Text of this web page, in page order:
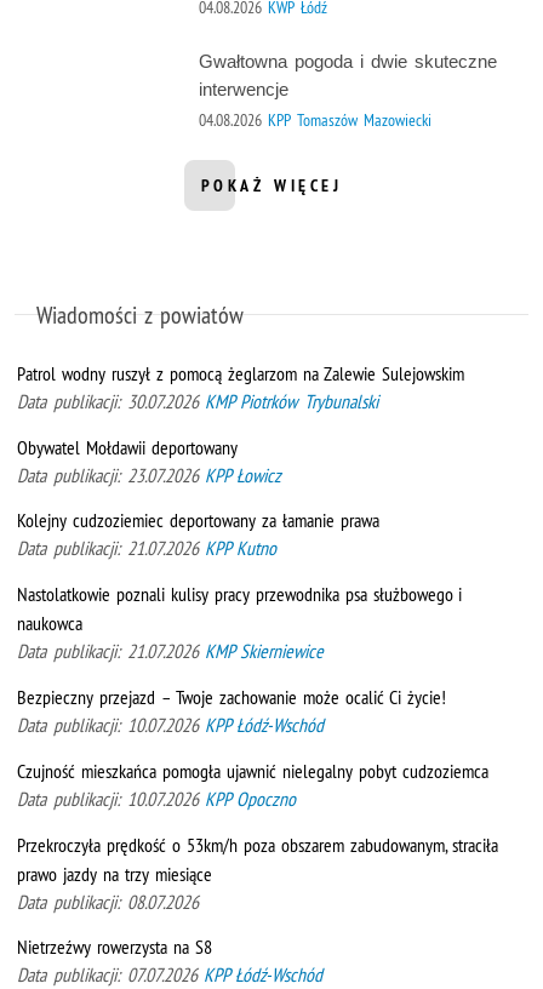
04.08.2026 KWP Łódź
Gwałtowna pogoda i dwie skuteczne
interwencje
04.08.2026 KPP Tomaszów Mazowiecki
POKAŻ WIĘCEJ
INFORMACJI Z DZIAŁU
Wiadomości z powiatów
Patrol wodny ruszył z pomocą żeglarzom na Zalewie Sulejowskim
Data publikacji: 30.07.2026 KMP Piotrków Trybunalski
Obywatel Mołdawii deportowany
Data publikacji: 23.07.2026 KPP Łowicz
Kolejny cudzoziemiec deportowany za łamanie prawa
Data publikacji: 21.07.2026 KPP Kutno
Nastolatkowie poznali kulisy pracy przewodnika psa służbowego i
naukowca
Data publikacji: 21.07.2026 KMP Skierniewice
Bezpieczny przejazd – Twoje zachowanie może ocalić Ci życie!
Data publikacji: 10.07.2026 KPP Łódź-Wschód
Czujność mieszkańca pomogła ujawnić nielegalny pobyt cudzoziemca
Data publikacji: 10.07.2026 KPP Opoczno
Przekroczyła prędkość o 53km/h poza obszarem zabudowanym, straciła
prawo jazdy na trzy miesiące
Data publikacji: 08.07.2026
Nietrzeźwy rowerzysta na S8
Data publikacji: 07.07.2026 KPP Łódź-Wschód